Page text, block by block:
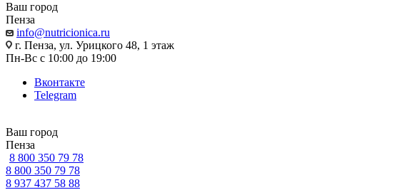
Ваш город
Пенза
info@nutricionica.ru
г. Пенза, ул. Урицкого 48, 1 этаж
Пн-Вс с 10:00 до 19:00
Вконтакте
Telegram
Ваш город
Пенза
8 800 350 79 78
8 800 350 79 78
8 937 437 58 88